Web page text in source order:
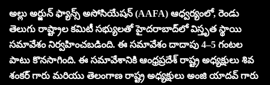
అల్లు అర్జున్ ఫ్యాన్స్ అసోసియేషన్ (AAFA) ఆధ్వర్యంలో, రెండు
తెలుగు రాష్ట్రాల కమిటీ సభ్యులతో హైదరాబాద్‌లో విస్తృత స్థాయి
సమావేశం నిర్వహించబడింది. ఈ సమావేశం దాదాపు 4–5 గంటల
పాటు కొనసాగింది. ఈ సమావేశానికి ఆంధ్రప్రదేశ్ రాష్ట్ర అధ్యక్షులు శివ
శంకర్ గారు మరియు తెలంగాణ రాష్ట్ర అధ్యక్షులు అంజి యాదవ్ గారు